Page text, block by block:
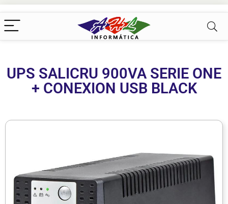
UPS SALICRU 900VA SERIE ONE
+ CONEXION USB BLACK